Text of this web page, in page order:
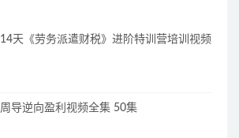
14天《劳务派遣财税》进阶特训营培训视频
周导逆向盈利视频全集 50集